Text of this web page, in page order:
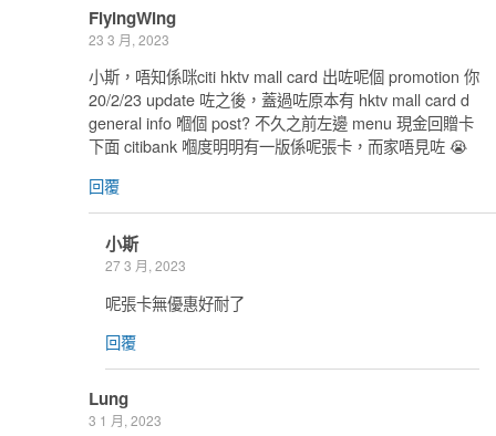
FlyingWing
23 3 月, 2023
小斯，唔知係咪citi hktv mall card 出咗呢個 promotion 你
20/2/23 update 咗之後，蓋過咗原本有 hktv mall card d
general info 嗰個 post? 不久之前左邊 menu 現金回贈卡
下面 citibank 嗰度明明有一版係呢張卡，而家唔見咗 😭
回覆
小斯
27 3 月, 2023
呢張卡無優惠好耐了
回覆
Lung
3 1 月, 2023